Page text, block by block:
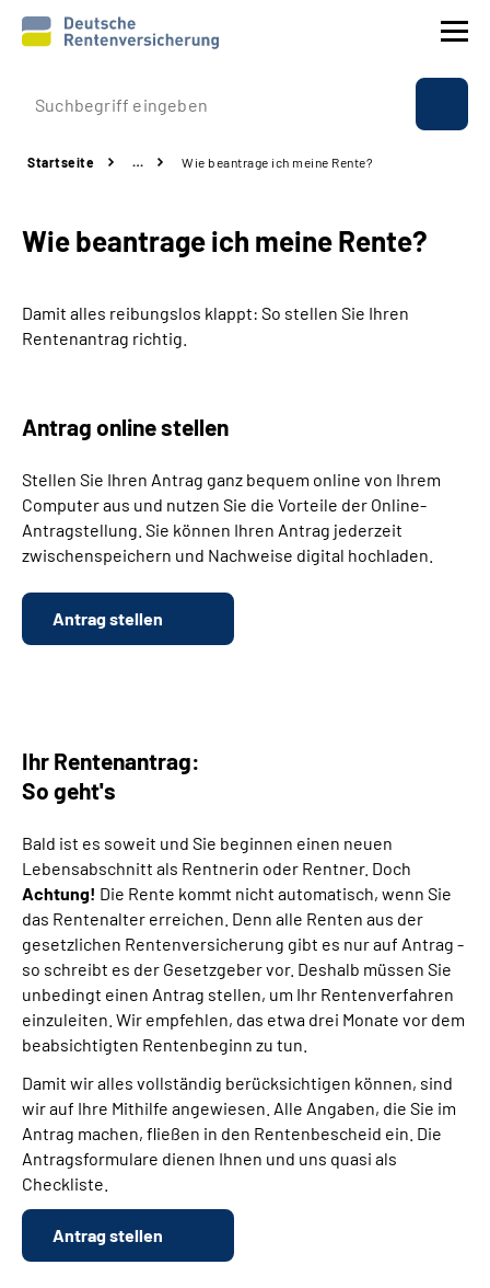
Prävention
Rente
Beratung & Kontakt
Über uns & Presse
Online-Services
Suche
Startseite … Wie beantrage ich meine Rente?
Wie beantrage ich meine Rente?
Damit alles reibungslos klappt: So stellen Sie Ihren
Rentenantrag richtig.
Antrag online stellen
Stellen Sie Ihren Antrag ganz bequem online von Ihrem
Computer aus und nutzen Sie die Vorteile der Online-
Antragstellung. Sie können Ihren Antrag jederzeit
zwischenspeichern und Nachweise digital hochladen.
Antrag stellen
Ihr Rentenantrag:
So geht's
Bald ist es soweit und Sie beginnen einen neuen
Lebensabschnitt als Rentnerin oder Rentner. Doch
Achtung! Die Rente kommt nicht automatisch, wenn Sie
das Rentenalter erreichen. Denn alle Renten aus der
gesetzlichen Rentenversicherung gibt es nur auf Antrag -
so schreibt es der Gesetzgeber vor. Deshalb müssen Sie
unbedingt einen Antrag stellen, um Ihr Rentenverfahren
einzuleiten. Wir empfehlen, das etwa drei Monate vor dem
beabsichtigten Rentenbeginn zu tun.
Damit wir alles vollständig berücksichtigen können, sind
wir auf Ihre Mithilfe angewiesen. Alle Angaben, die Sie im
Antrag machen, fließen in den Rentenbescheid ein. Die
Antragsformulare dienen Ihnen und uns quasi als
Checkliste.
Antrag stellen